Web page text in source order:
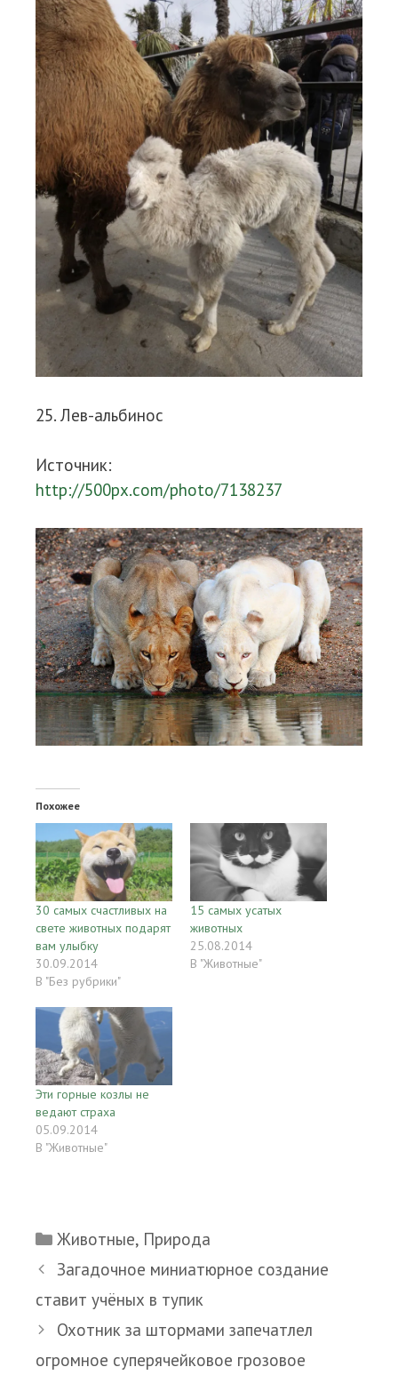
25. Лев-альбинос
Источник:
http://500px.com/photo/7138237
Похожее
30 самых счастливых на
свете животных подарят
вам улыбку
30.09.2014
В "Без рубрики"
15 самых усатых
животных
25.08.2014
В "Животные"
Эти горные козлы не
ведают страха
05.09.2014
В "Животные"
Рубрики
Животные, Природа
Загадочное миниатюрное создание
ставит учёных в тупик
Охотник за штормами запечатлел
огромное суперячейковое грозовое